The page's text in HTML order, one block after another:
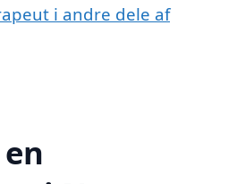
i andre dele af